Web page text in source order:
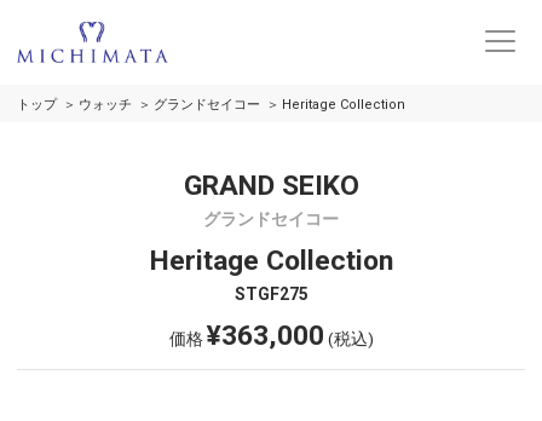
トップ ウォッチ グランドセイコー Heritage Collection
GRAND SEIKO
グランドセイコー
Heritage Collection
STGF275
価格¥363,000 (税込)